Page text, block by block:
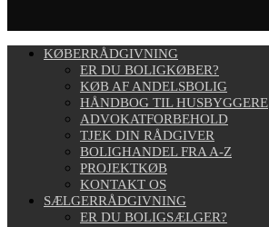
KØBERRÅDGIVNING
ER DU BOLIGKØBER?
KØB AF ANDELSBOLIG
HÅNDBOG TIL HUSBYGGERE
ADVOKATFORBEHOLD
TJEK DIN RÅDGIVER
BOLIGHANDEL FRA A-Z
PROJEKTKØB
KONTAKT OS
SÆLGERRÅDGIVNING
ER DU BOLIGSÆLGER?